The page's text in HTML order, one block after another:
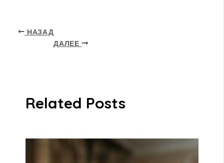
НАЗАД
ДАЛЕЕ
Related Posts